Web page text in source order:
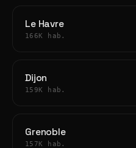
Le Havre
166K hab.
Dijon
159K hab.
Grenoble
157K hab.